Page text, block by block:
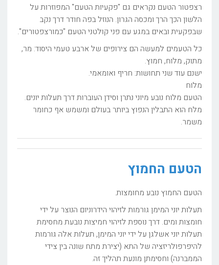
רצפטור הטעם נקראים גם "פקעיות הטעם" המפוזרות על
הלשון הכך הרך ומכסה הגרון. הנוזל בפה חודר דרך נקב
שבפקעית ובאים במגע עם פני קולטני הטעם "כמורצפטורים".
כל הטעמים למעשה הם צירופים של ארבע טעמי היסוד: מר,
מתוק, מלוח, חמוץ.
ישנם עוד שני תחושות: חריף ואומאמי.
מלוח
הטעם מלוח נובע מיוני נתרן וסידן העוברות דרך תעלות יונים.
מלח הוא התבלין הנפוץ ביותר בעולם ומשמש אף כחומר
משמר.
הטעם החמוץ
הטעם החמוץ נובע מחומצות.
תעלות יוני המימן גורמות לזיהוי הידרוניום הנוצר על ידי
חומצות ומים. דרך נוספת לזיהוי חמיצות נובעת מחסימת
תעלות יוני אשלגן על ידי יוני המימן, תעלות אלה גורמות
להיפרפולריזציה של התא (יצירת מתח שונה בין צידי
הממברנה) וחסימתן מונעת תהליך זה.